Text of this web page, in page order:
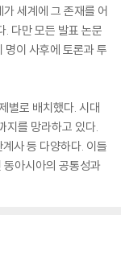
세계에 그 존재를 어
. 다만 모든 발표 논문
명이 사후에 토론과 투
별로 배치했다. 시대
지를 망라하고 있다.
사 등 다양하다. 이들
아시아의 공통성과